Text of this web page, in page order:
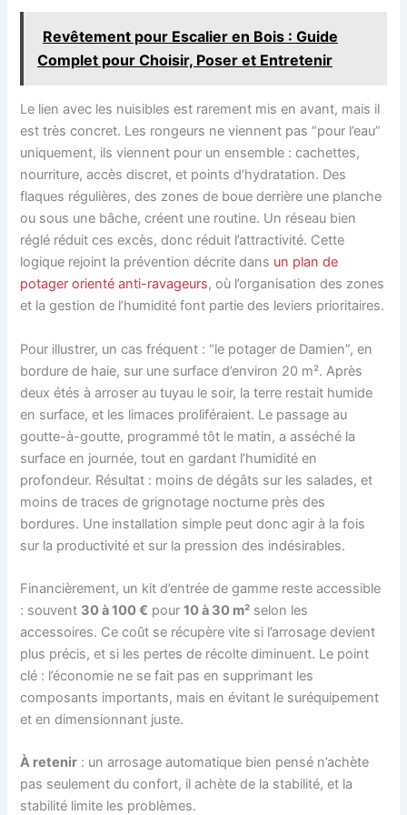
Revêtement pour Escalier en Bois : Guide
Complet pour Choisir, Poser et Entretenir
Le lien avec les nuisibles est rarement mis en avant, mais il
est très concret. Les rongeurs ne viennent pas “pour l’eau”
uniquement, ils viennent pour un ensemble : cachettes,
nourriture, accès discret, et points d’hydratation. Des
flaques régulières, des zones de boue derrière une planche
ou sous une bâche, créent une routine. Un réseau bien
réglé réduit ces excès, donc réduit l’attractivité. Cette
logique rejoint la prévention décrite dans un plan de
potager orienté anti-ravageurs, où l’organisation des zones
et la gestion de l’humidité font partie des leviers prioritaires.
Pour illustrer, un cas fréquent : “le potager de Damien”, en
bordure de haie, sur une surface d’environ 20 m². Après
deux étés à arroser au tuyau le soir, la terre restait humide
en surface, et les limaces proliféraient. Le passage au
goutte-à-goutte, programmé tôt le matin, a asséché la
surface en journée, tout en gardant l’humidité en
profondeur. Résultat : moins de dégâts sur les salades, et
moins de traces de grignotage nocturne près des
bordures. Une installation simple peut donc agir à la fois
sur la productivité et sur la pression des indésirables.
Financièrement, un kit d’entrée de gamme reste accessible
: souvent 30 à 100 € pour10 à 30 m² selon les
accessoires. Ce coût se récupère vite si l’arrosage devient
plus précis, et si les pertes de récolte diminuent. Le point
clé : l’économie ne se fait pas en supprimant les
composants importants, mais en évitant le suréquipement
et en dimensionnant juste.
À retenir : un arrosage automatique bien pensé n’achète
pas seulement du confort, il achète de la stabilité, et la
stabilité limite les problèmes.